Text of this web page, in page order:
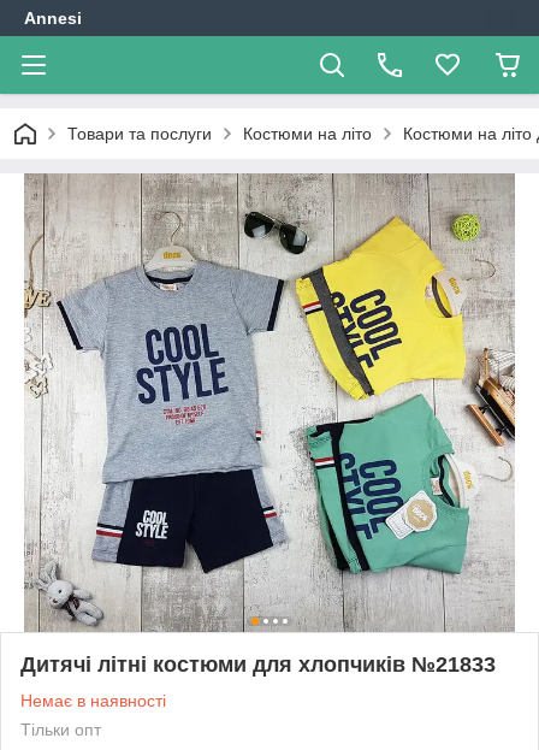
Annesi
Товари та послуги Костюми на літо Костюми на літо
Дитячі літні костюми для хлопчиків №21833
Немає в наявності
Тільки опт